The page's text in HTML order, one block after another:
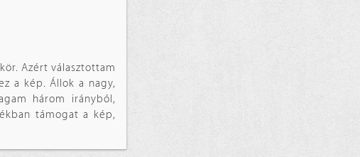
Azért választottam
a kép. Állok a nagy,
három irányból,
támogat a kép,